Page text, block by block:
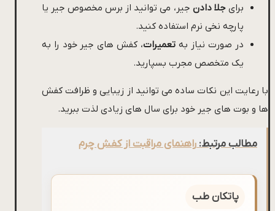
برایجلا دادن جیر، می توانید از برس مخصوص جیر یا
پارچه نخی نرم استفاده کنید.
در صورت نیاز به تعمیرات، کفش های جیر خود را به
یک متخصص مجرب بسپارید.
با رعایت این نکات ساده می توانید از زیبایی و ظرافت کفش
ها و بوت های جیر خود برای سال های زیادی لذت ببرید.
مطالب مرتبط:راهنمای مراقبت از کفش چرم
پاتکان طب